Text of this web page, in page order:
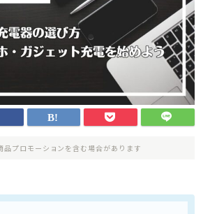
品プロモーションを含む場合があります